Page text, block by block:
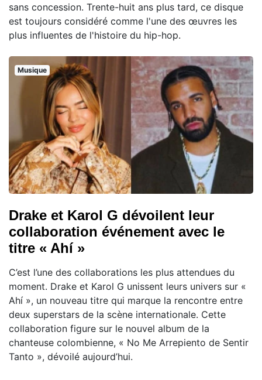
sans concession. Trente-huit ans plus tard, ce disque
est toujours considéré comme l'une des œuvres les
plus influentes de l'histoire du hip-hop.
Musique
Drake et Karol G dévoilent leur
collaboration événement avec le
titre « Ahí »
C’est l’une des collaborations les plus attendues du
moment. Drake et Karol G unissent leurs univers sur «
Ahí », un nouveau titre qui marque la rencontre entre
deux superstars de la scène internationale. Cette
collaboration figure sur le nouvel album de la
chanteuse colombienne, « No Me Arrepiento de Sentir
Tanto », dévoilé aujourd’hui.